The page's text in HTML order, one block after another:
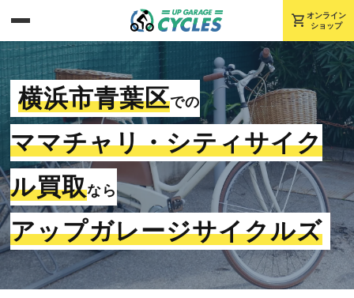
shopping_cart オンライン
ショップ
横浜市青葉区での
ママチャリ・シティサイク
ル買取なら
アップガレージサイクルズ